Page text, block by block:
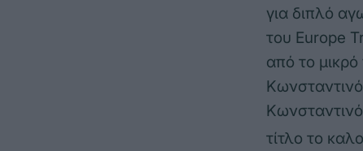
για διπλό
του Europe
από το
τίτλο το